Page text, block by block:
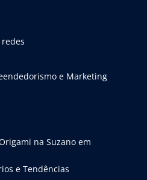
e Marketing
na Suzano em
e Tendências